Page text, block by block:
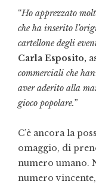
“Ho apprezzato
che ha inserito
cartellone degli
Carla Esposito,
commerciali che
aver aderito alla
gioco popolare.”
C’è ancora la
omaggio, di
numero umano.
numero